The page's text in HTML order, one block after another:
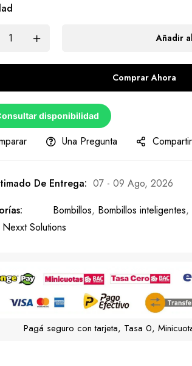
Añadir
Comprar Ahora
disponibilidad
Una Pregunta Compartir
De Entrega: 07 - 09 Ago, 2026
Bombillos, Bombillos inteligentes,
Nexxt Solutions
Pagá seguro con tarjeta, Tasa 0,